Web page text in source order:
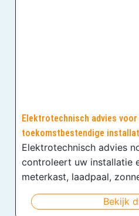
Elektrotechnisch advies voor
toekomstbestendige
Elektrotechnisch advies
controleert uw installatie
meterkast, laadpaal,
Bekijk